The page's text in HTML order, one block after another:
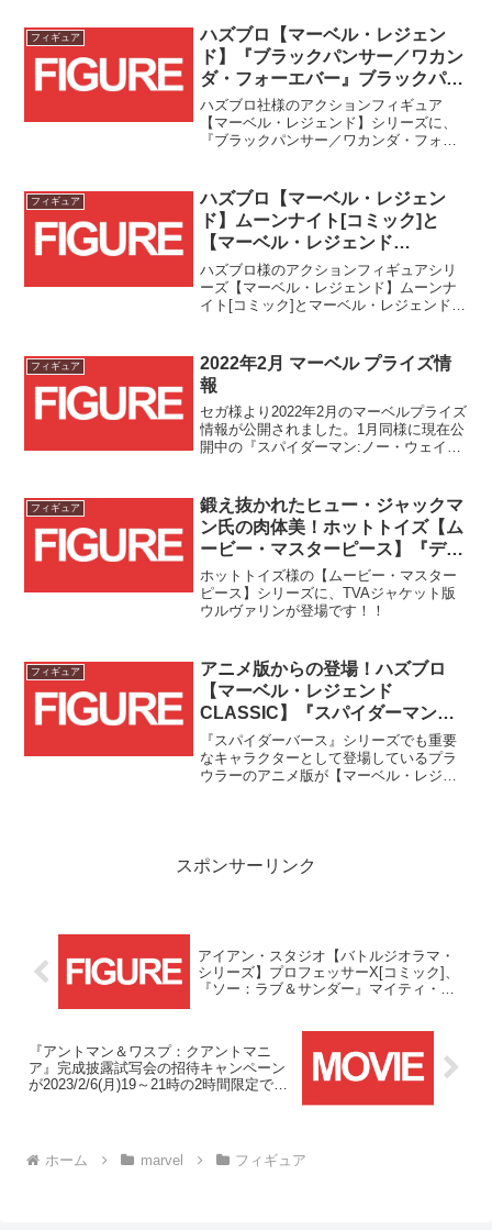
フィギュア
ハズブロ【マーベル・レジェン
ド】『ブラックパンサー／ワカン
ダ・フォーエバー』ブラックパン
サー予約受付中！！
ハズブロ社様のアクションフィギュア
【マーベル・レジェンド】シリーズに、
『ブラックパンサー／ワカンダ・フォー
フィギュア
ハズブロ【マーベル・レジェン
ド】ムーンナイト[コミック]と
【マーベル・レジェンド
CLASSIC】X-MENシリーズ6体
セットが予約受付スタート！！
ハズブロ様のアクションフィギュアシリ
ーズ【マーベル・レジェンド】ムーンナ
イト[コミック]とマーベル・レジェンド
す！！
フィギュア
2022年2月 マーベル プライズ情
報
セガ様より2022年2月のマーベルプライズ
情報が公開されました。1月同様に現在公
開中の『スパイダーマン:ノー・ウェイ・
マン：ノー・ウェイ・ホーム』スーパー
プレミアムフィギュア“スパイダーマン ブ
ラック&ゴールドスーツ”
フィギュア
鍛え抜かれたヒュー・ジャックマ
ン氏の肉体美！ホットトイズ【ム
ービー・マスターピース】『デッ
ドプール＆ウルヴァリン』ウルヴ
ァリン(TVAジャケット版)予約受
付スタート！！
ホットトイズ様の【ムービー・マスター
ピース】シリーズに、TVAジャケット版
ウルヴァリンが登場です！！
フィギュア
アニメ版からの登場！ハズブロ
【マーベル・レジェンド
CLASSIC】『スパイダーマン
(1994)』プラウラーが予約受付開
始！！
『スパイダーバース』シリーズでも重要
なキャラクターとして登場しているプラ
ウラーのアニメ版が【マーベル・レジェ
スポンサーリンク
アイアン・スタジオ【バトルジオラマ・
シリーズ】プロフェッサーX[コミック]、
『ソー：ラブ＆サンダー』マイティ・ソ
『アントマン＆ワスプ：クアントマニ
ア』完成披露試写会の招待キャンペーン
が2023/2/6(月)19～21時の2時間限定で開
ホーム marvel フィギュア